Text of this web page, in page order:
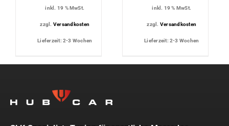
inkl. 19 % MwSt.
zzgl. Versandkosten
Lieferzeit:2-3 Wochen
inkl. 19 % MwSt.
zzgl. Versandkosten
Lieferzeit: 2-3 Wochen